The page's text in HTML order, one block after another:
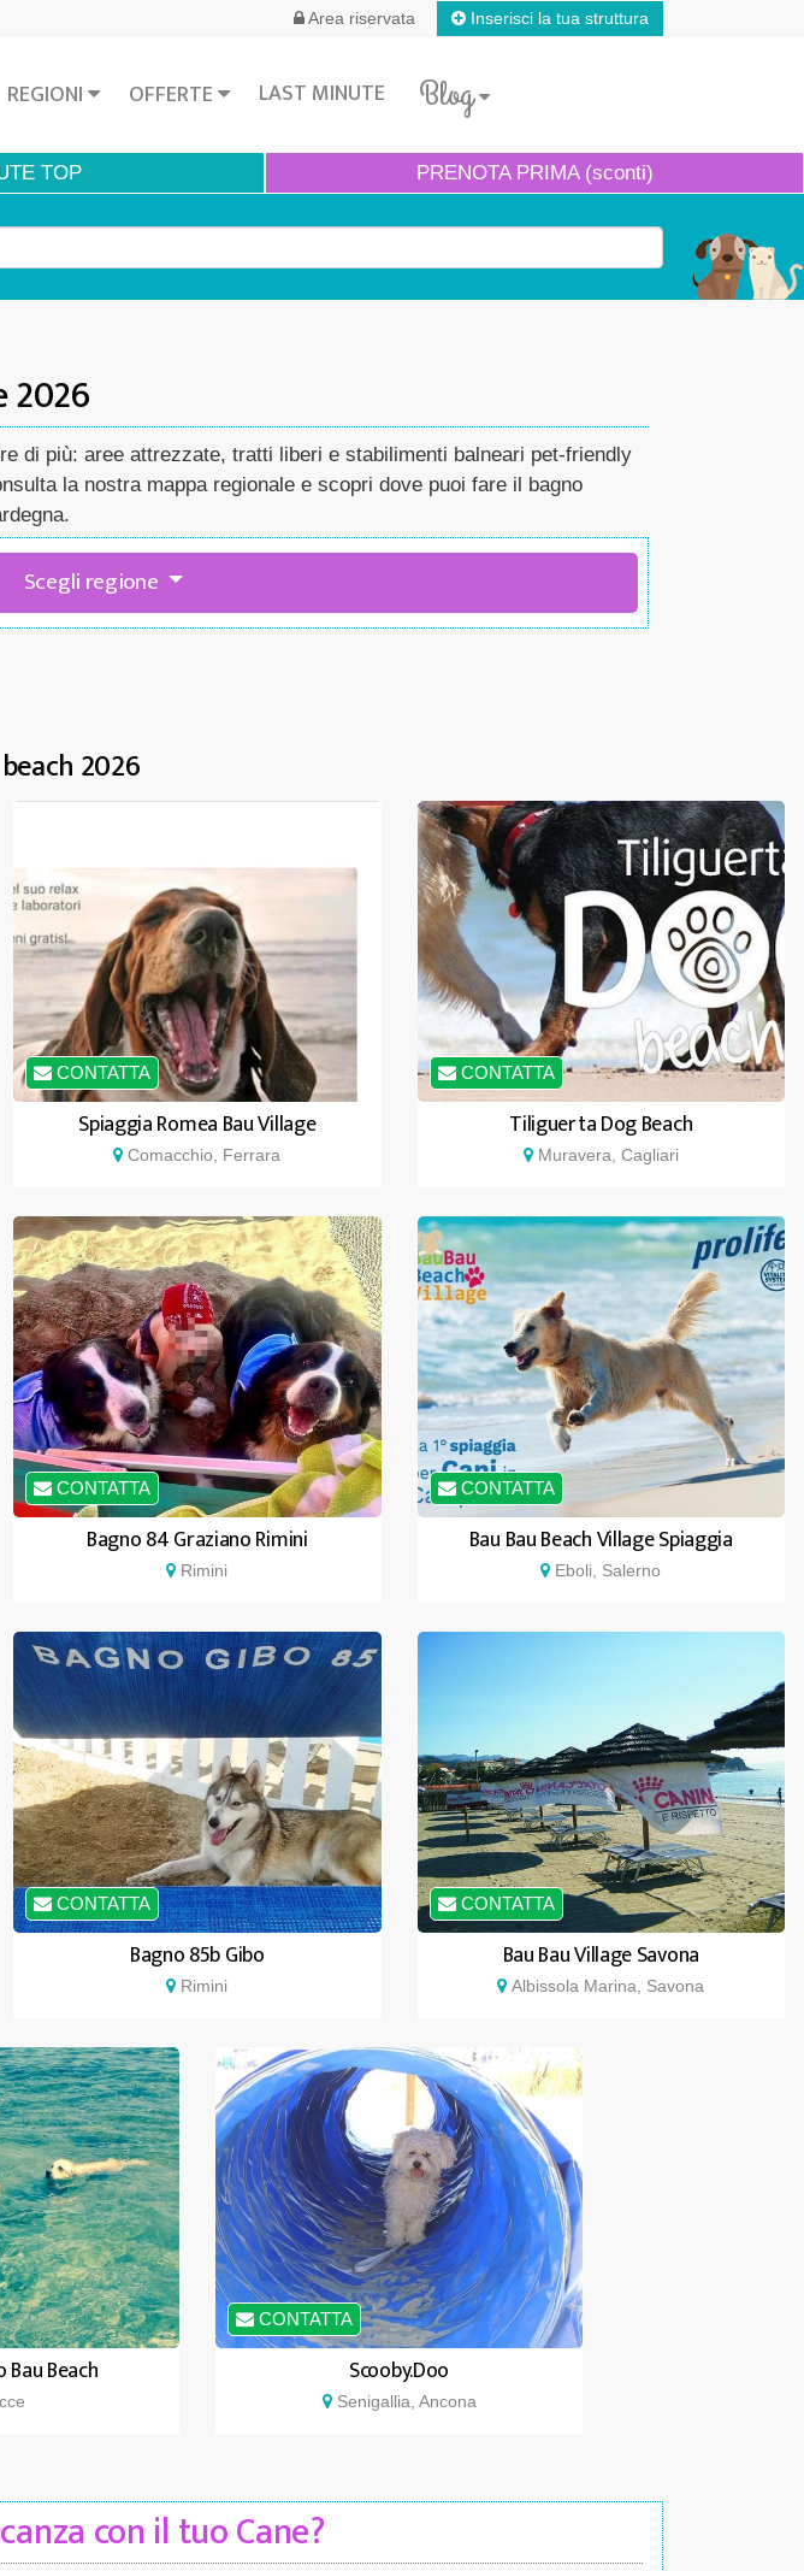
Area riservata Inserisci la tua struttura
REGIONI OFFERTE LAST MINUTE Blog
TOP PRENOTAPRIMA (sconti)
2026
di più: aree attrezzate, tratti liberi e stabilimenti balneari pet-friendly
la nostra mappa regionale e scopri dove puoi fare il bagno
Scegli regione
2026
CONTATTA
Spiaggia Romea Bau Village
Comacchio, Ferrara
CONTATTA
Tiliguerta Dog Beach
Muravera, Cagliari
CONTATTA
Bagno 84 Graziano Rimini
Rimini
CONTATTA
Bau Bau Beach Village Spiaggia
Eboli, Salerno
CONTATTA
Bagno 85b Gibo
Rimini
CONTATTA
Bau Bau Village Savona
Albissola Marina, Savona
Bau Beach
CONTATTA
Scooby.Doo
Senigallia, Ancona
con il tuo Cane?